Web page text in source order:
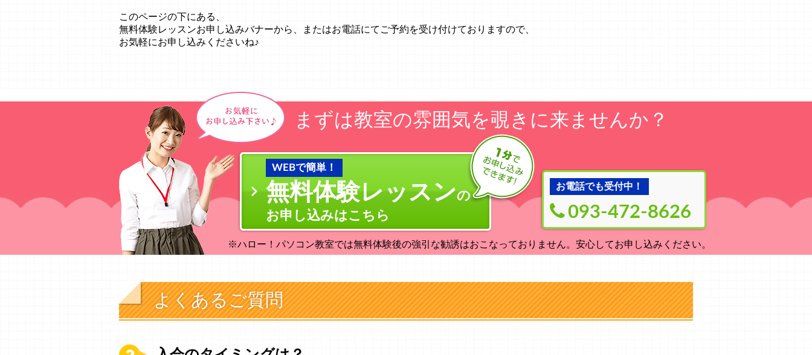
このページの下にある、
無料体験レッスンお申し込みバナーから、またはお電話にてご予約を受け付けておりますので、
お気軽にお申し込みくださいね♪
まずは教室の雰囲気を覗きに来ませんか？
WEBで簡単！
無料体験レッスンの
お申し込みはこちら
お電話でも受付中！
093-472-8626
※ハロー！パソコン教室では無料体験後の強引な勧誘はおこなっておりません。安心してお申し込みください。
よくあるご質問